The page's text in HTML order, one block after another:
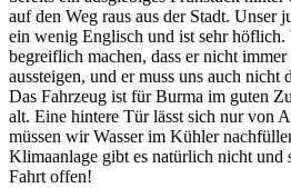
auf den Weg raus aus der Stadt. Unser
ein wenig Englisch und ist sehr höflich.
begreiflich machen, dass er nicht
aussteigen, und er muss uns auch nicht
Das Fahrzeug ist für Burma im guten
alt. Eine hintere Tür lässt sich nur von
müssen wir Wasser im Kühler
Klimaanlage gibt es natürlich nicht und
Fahrt offen!